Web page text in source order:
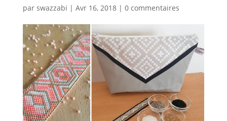
par swazzabi | Avr 16, 2018| 0 commentaires